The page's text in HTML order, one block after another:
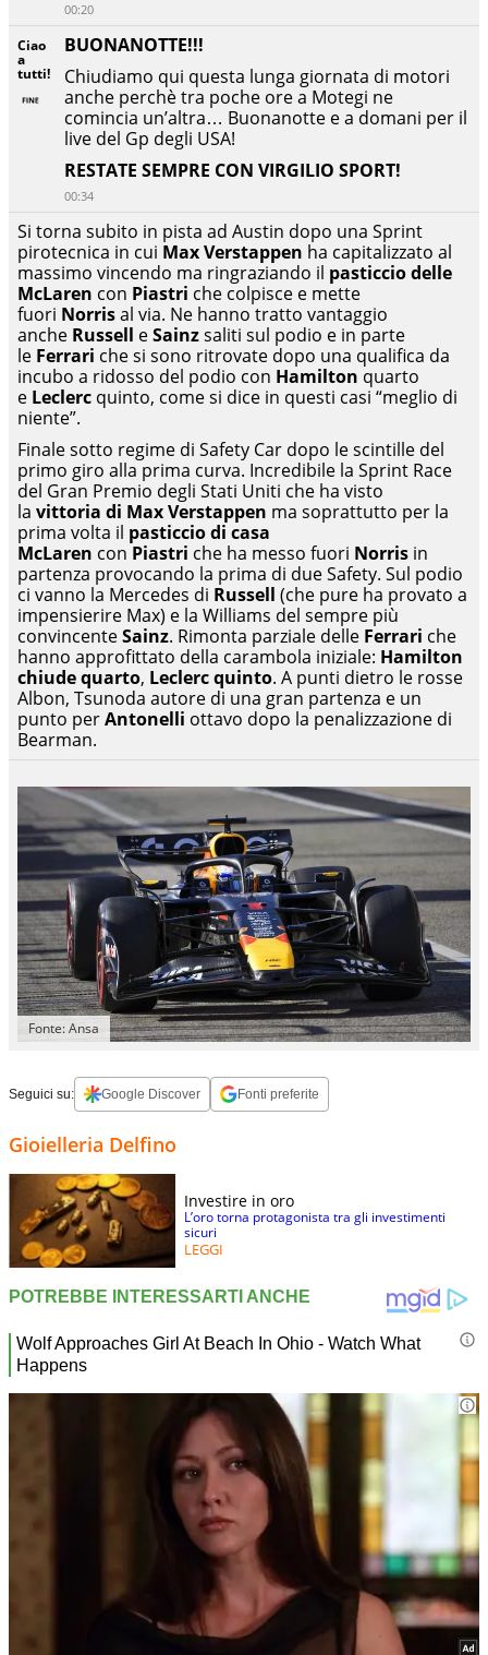
Ciao
a
tutti!
BUONANOTTE!!!
Chiudiamo qui questa lunga giornata di motori
anche perchè tra poche ore a Motegi ne
comincia un’altra… Buonanotte e a domani per il
live del Gp degli USA!
RESTATE SEMPRE CON VIRGILIO SPORT!
00:34
00:20
Si torna subito in pista ad Austin dopo una Sprint
pirotecnica in cui Max Verstappen ha capitalizzato al
massimo vincendo ma ringraziando il pasticcio delle
McLaren con Piastri che colpisce e mette
fuori Norrisal via. Ne hanno tratto vantaggio
anche Russell eSainzsaliti sul podio e in parte
le Ferrari che si sono ritrovate dopo una qualifica da
incubo a ridosso del podio con Hamilton quarto
e Leclerc quinto, come si dice in questi casi “meglio di
niente”.
Finale sotto regime di Safety Car dopo le scintille del
primo giro alla prima curva. Incredibile la Sprint Race
del Gran Premio degli Stati Uniti che ha visto
la vittoria di Max Verstappen ma soprattutto per la
prima volta il pasticcio di casa
McLaren con Piastri che ha messo fuori Norris in
partenza provocando la prima di due Safety. Sul podio
ci vanno la Mercedes di Russell (che pure ha provato a
impensierire Max) e la Williams del sempre più
convincenteSainz. Rimonta parziale delle Ferrari che
hanno approfittato della carambola iniziale: Hamilton
chiude quarto, Leclerc quinto. A punti dietro le rosse
Albon, Tsunoda autore di una gran partenza e un
punto perAntonelli ottavo dopo la penalizzazione di
Bearman.
Fonte: Ansa
Seguici su: Google Discover Fonti preferite
Gioielleria Delfino
Investire in oro
L’oro torna protagonista tra gli investimenti
sicuri
LEGGI